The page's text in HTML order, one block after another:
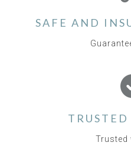
SAFE AND
Trusted